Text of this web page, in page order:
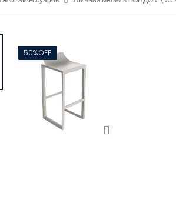
50% OFF